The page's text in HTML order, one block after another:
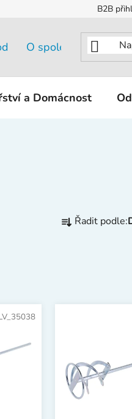
B2B
O společnosti
a Domácnost
a
p
u
k
Řadit podle: